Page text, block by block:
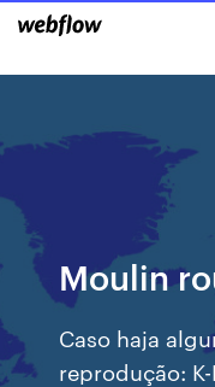
Moulin
Caso haja
reprodução: